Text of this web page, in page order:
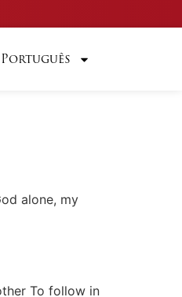
Português
alone, my
To follow in